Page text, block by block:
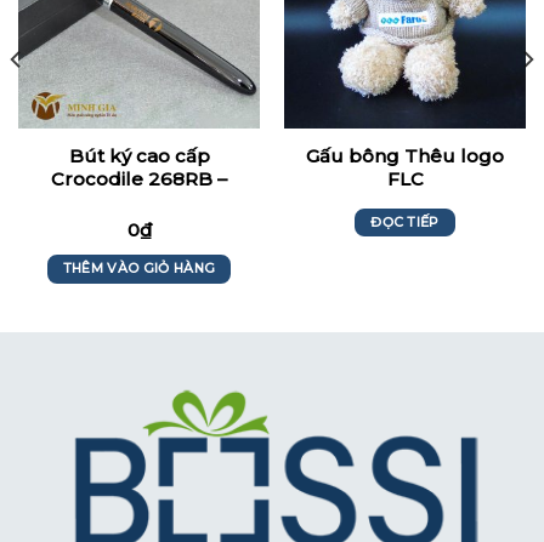
Bút ký cao cấp
Crocodile 268RB –
0₫
THÊM VÀO GIỎ HÀNG
Gấu bông Thêu logo
FLC
ĐỌC TIẾP